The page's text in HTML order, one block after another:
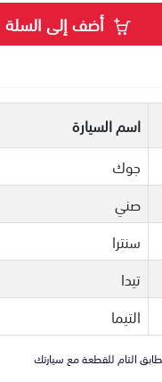
أضف إلى السلة
اسم السيارة
جوك
صني
سنترا
تيدا
التيما